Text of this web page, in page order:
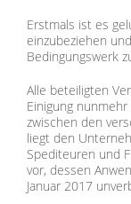
Erstmals ist es
einzubeziehen
Bedingungswerk
Alle beteiligten
Einigung
zwischen den
liegt den
Spediteuren und
vor, dessen
Januar 2017